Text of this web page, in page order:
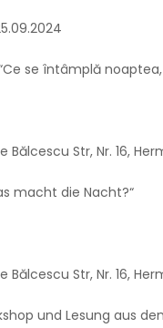
se întâmplă
Bălcescu Str, Nr. 16,
macht die Nacht?“
Bălcescu Str, Nr. 16,
und Lesung aus